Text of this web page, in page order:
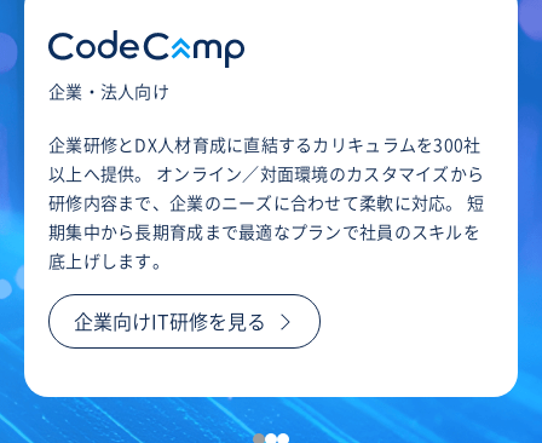
企業・法人向け
企業研修とDX人材育成に直結するカリキュラムを300社
以上へ提供。 オンライン／対面環境のカスタマイズから
研修内容まで、企業のニーズに合わせて柔軟に対応。 短
期集中から長期育成まで最適なプランで社員のスキルを
底上げします。
企業向けIT研修を見る